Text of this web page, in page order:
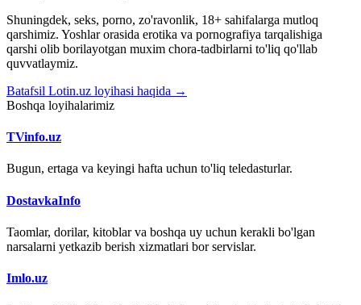
Shuningdek, seks, porno, zo'ravonlik, 18+ sahifalarga mutloq
qarshimiz. Yoshlar orasida erotika va pornografiya tarqalishiga
qarshi olib borilayotgan muxim chora-tadbirlarni to'liq qo'llab
quvvatlaymiz.
Batafsil Lotin.uz loyihasi haqida →
Boshqa loyihalarimiz
TVinfo.uz
Bugun, ertaga va keyingi hafta uchun to'liq teledasturlar.
DostavkaInfo
Taomlar, dorilar, kitoblar va boshqa uy uchun kerakli bo'lgan
narsalarni yetkazib berish xizmatlari bor servislar.
Imlo.uz